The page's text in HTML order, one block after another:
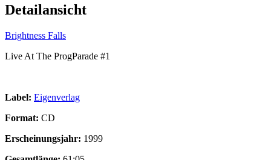
Detailansicht
Brightness Falls
Live At The ProgParade #1
Label: Eigenverlag
Format: CD
Erscheinungsjahr: 1999